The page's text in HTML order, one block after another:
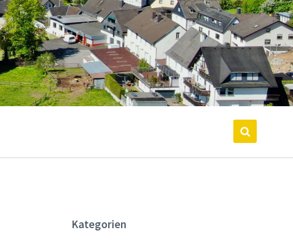
Kategorien